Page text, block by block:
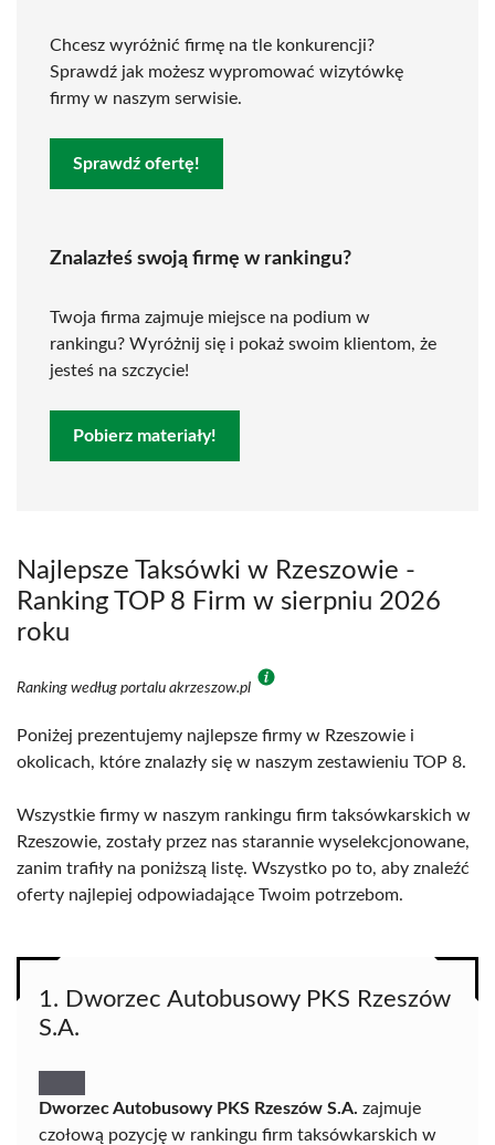
Chcesz wyróżnić firmę na tle konkurencji?
Sprawdź jak możesz wypromować wizytówkę
firmy w naszym serwisie.
Sprawdź ofertę!
Znalazłeś swoją firmę w rankingu?
Twoja firma zajmuje miejsce na podium w
rankingu? Wyróżnij się i pokaż swoim klientom, że
jesteś na szczycie!
Pobierz materiały!
Najlepsze Taksówki w Rzeszowie -
Ranking TOP 8 Firm w sierpniu 2026
roku
Ranking według portalu akrzeszow.pl
Poniżej prezentujemy najlepsze firmy w Rzeszowie i
okolicach, które znalazły się w naszym zestawieniu TOP 8.
Wszystkie firmy w naszym rankingu firm taksówkarskich w
Rzeszowie, zostały przez nas starannie wyselekcjonowane,
zanim trafiły na poniższą listę. Wszystko po to, aby znaleźć
oferty najlepiej odpowiadające Twoim potrzebom.
1. Dworzec Autobusowy PKS Rzeszów
S.A.
Dworzec Autobusowy PKS Rzeszów S.A. zajmuje
czołową pozycję w rankingu firm taksówkarskich w